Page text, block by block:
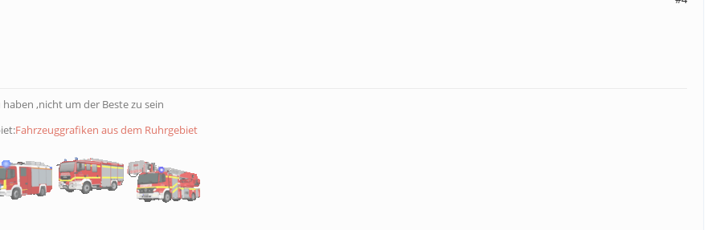
- benötigen Ausbildung Wald- und Vegetationsbrandbekämpfung
min
- benötigen Ausbildung Wald- und Vegetationsbrandbekämpfung
min (vgl. TS - Typ PFPN 6-500)*
eingesetzt werden**
,nicht um der Beste zu sein
Fahrzeuggrafiken aus dem Ruhrgebiet